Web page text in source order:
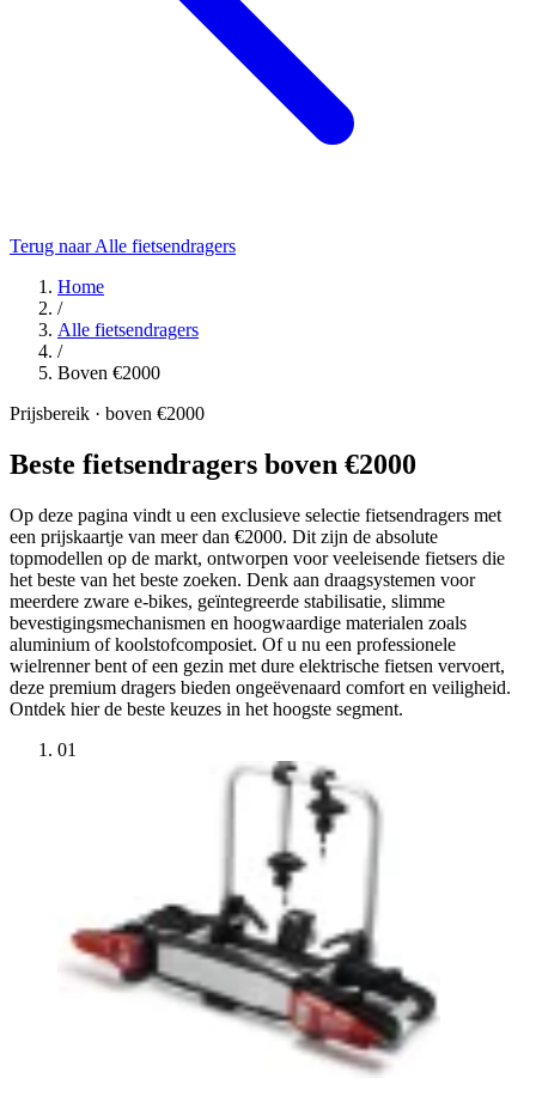
Terug naar Alle fietsendragers
Home
/
Alle fietsendragers
/
Boven €2000
Prijsbereik · boven €2000
Beste fietsendragers boven €2000
Op deze pagina vindt u een exclusieve selectie fietsendragers met
een prijskaartje van meer dan €2000. Dit zijn de absolute
topmodellen op de markt, ontworpen voor veeleisende fietsers die
het beste van het beste zoeken. Denk aan draagsystemen voor
meerdere zware e-bikes, geïntegreerde stabilisatie, slimme
bevestigingsmechanismen en hoogwaardige materialen zoals
aluminium of koolstofcomposiet. Of u nu een professionele
wielrenner bent of een gezin met dure elektrische fietsen vervoert,
deze premium dragers bieden ongeëvenaard comfort en veiligheid.
Ontdek hier de beste keuzes in het hoogste segment.
01